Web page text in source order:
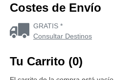
Costes de Envío
GRATIS *
Consultar Destinos
Tu Carrito (0)